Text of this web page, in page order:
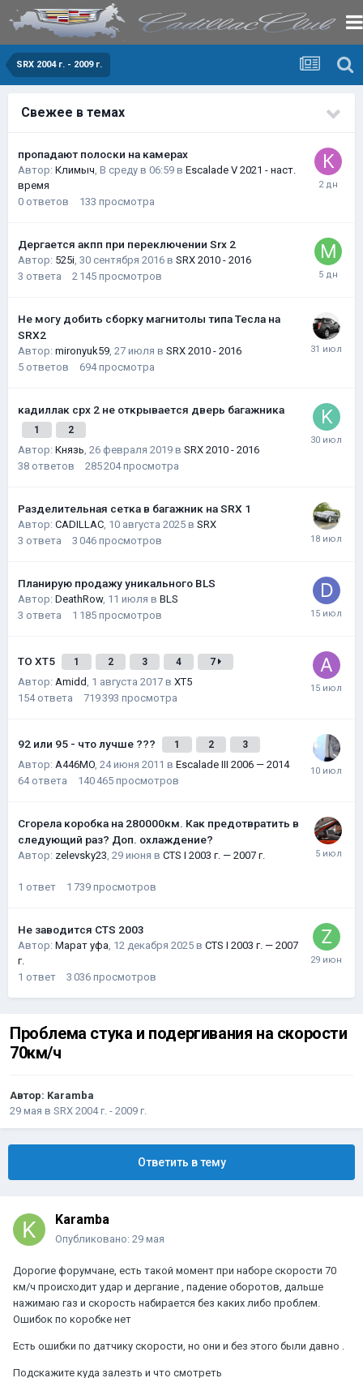
SRX 2004 г. - 2009 г.
Свежее в темах
пропадают полоски на камерах
Автор: Климыч, В среду в 06:59 в Escalade V 2021 - наст.
время
0 ответов 133 просмотра
Дергается акпп при переключении Srx 2
Автор: 525i, 30 сентября 2016 в SRX 2010 - 2016
3 ответа 2 145 просмотров
Не могу добить сборку магнитолы типа Тесла на
SRX2
Автор: mironyuk59, 27 июля в SRX 2010 - 2016
5 ответов 694 просмотра
кадиллак срх 2 не открывается дверь багажника
1 2
Автор: Князь, 26 февраля 2019 в SRX 2010 - 2016
38 ответов 285 204 просмотра
Разделительная сетка в багажник на SRX 1
Автор: CADILLAC, 10 августа 2025 в SRX
3 ответа 3 046 просмотров
Планирую продажу уникального BLS
Автор: DeathRow, 11 июля в BLS
3 ответа 1 185 просмотров
ТО XT5 1 2 3 4 7
Автор: Amidd, 1 августа 2017 в XT5
154 ответа 719 393 просмотра
92 или 95 - что лучше ??? 1 2 3
Автор: A446MO, 24 июня 2011 в Escalade III 2006 — 2014
64 ответа 140 465 просмотров
Сгорела коробка на 280000км. Как предотвратить в
следующий раз? Доп. охлаждение?
Автор: zelevsky23, 29 июня в CTS I 2003 г. — 2007 г.
1 ответ 1 739 просмотров
Не заводится CTS 2003
Автор: Марат уфа, 12 декабря 2025 в CTS I 2003 г. — 2007
г.
1 ответ 3 036 просмотров
Проблема стука и подергивания на скорости
70км/ч
Автор: Karamba
29 мая в SRX 2004 г. - 2009 г.
Ответить в тему
Karamba
Опубликовано: 29 мая
Дорогие форумчане, есть такой момент при наборе скорости 70
км/ч происходит удар и дергание , падение оборотов, дальше
нажимаю газ и скорость набирается без каких либо проблем.
Ошибок по коробке нет
Есть ошибки по датчику скорости, но они и без этого были давно .
Подскажите куда залезть и что смотреть